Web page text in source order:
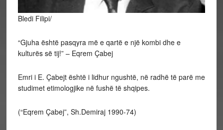
Bledi Filipi/
“Gjuha është pasqyra më e qartë e një kombi dhe e
kulturës së tij!” – Eqrem Çabej
Emri i E. Çabejt është i lidhur ngushtë, në radhë të parë me
studimet etimologjike në fushë të shqipes.
(“Eqrem Çabej”, Sh.Demiraj 1990-74)